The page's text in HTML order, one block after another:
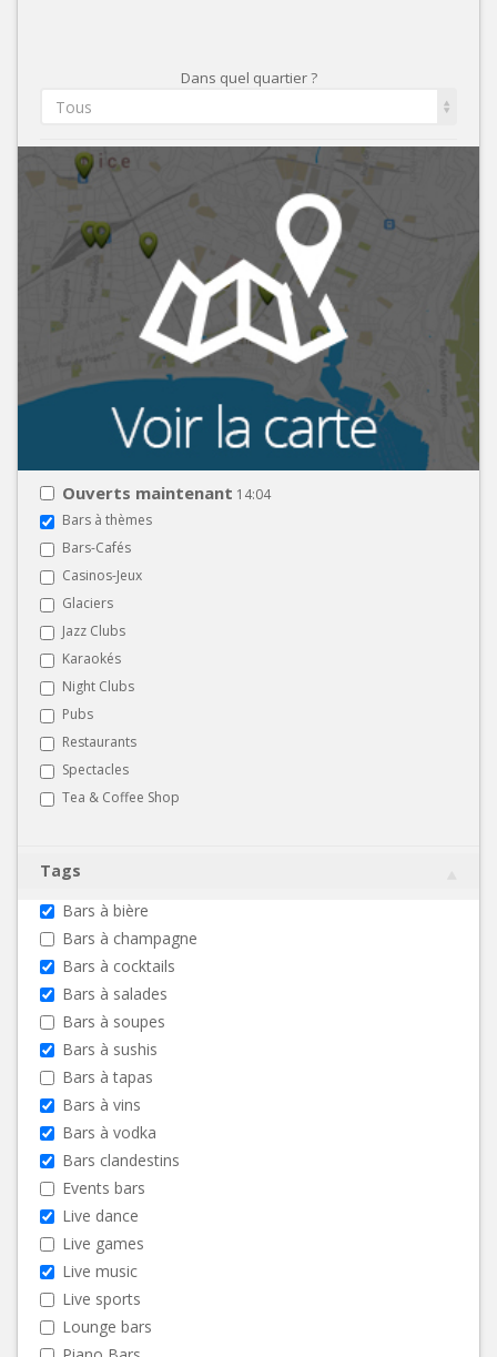
Dans quel quartier ?
Tous
Ouverts maintenant 14:04
Bars à thèmes
Bars-Cafés
Casinos-Jeux
Glaciers
Jazz Clubs
Karaokés
Night Clubs
Pubs
Restaurants
Spectacles
Tea & Coffee Shop
Tags
Bars à bière
Bars à champagne
Bars à cocktails
Bars à salades
Bars à soupes
Bars à sushis
Bars à tapas
Bars à vins
Bars à vodka
Bars clandestins
Events bars
Live dance
Live games
Live music
Live sports
Lounge bars